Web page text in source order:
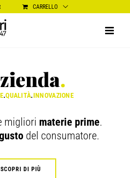
CARRELLO
.
.QUALITÀ.INNOVAZIONE
migliori materie prime.
del consumatore.
SCOPRI DI PIÙ